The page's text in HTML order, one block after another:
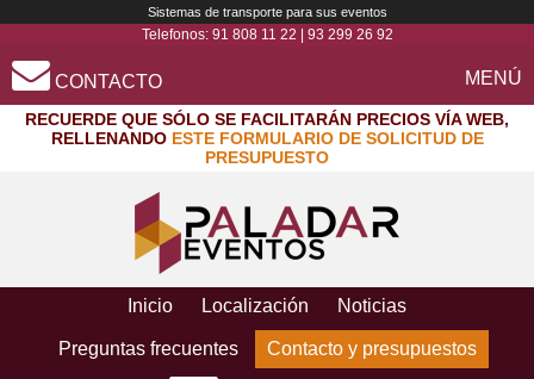
Sistemas de transporte para sus eventos
Telefonos: 91 808 11 22 93 299 26 92
CONTACTO MENÚ
RECUERDE QUE SÓLO SE FACILITARÁN PRECIOS VÍA WEB,
RELLENANDO ESTE FORMULARIO DE SOLICITUD DE
PRESUPUESTO
Inicio Localización Noticias
Preguntas frecuentes Contacto y presupuestos